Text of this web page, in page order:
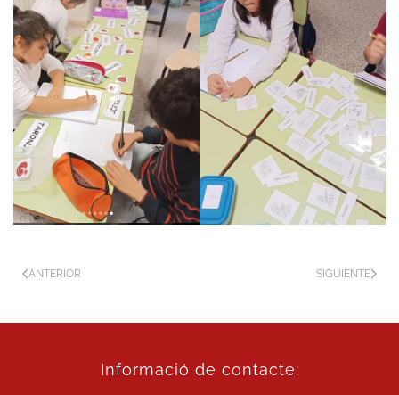
ANTERIOR SIGUIENTE
Informació de contacte: